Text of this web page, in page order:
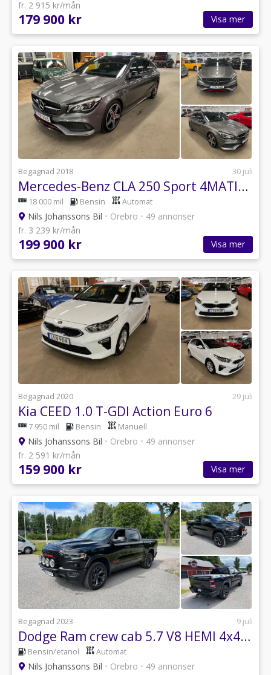
fr. 2 915 kr/mån
179 900 kr Visa mer
Begagnad 2018 30 juli
Mercedes-Benz CLA 250 Sport 4MATIC Shooting Brake 7G-DCT AMG Line Euro 6
18 000 mil Bensin Automat
Nils Johanssons Bil • Örebro • 49 annonser
fr. 3 239 kr/mån
199 900 kr Visa mer
Begagnad 2020 29 juli
Kia CEED 1.0 T-GDI Action Euro 6
7 950 mil Bensin Manuell
Nils Johanssons Bil • Örebro • 49 annonser
fr. 2 591 kr/mån
159 900 kr Visa mer
Begagnad 2023 9 juli
Dodge Ram crew cab 5.7 V8 HEMI 4x4 Limited 395HK
Bensin/etanol Automat
Nils Johanssons Bil • Örebro • 49 annonser